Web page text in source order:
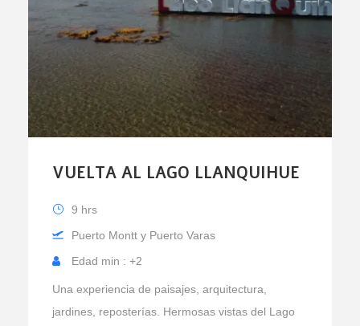
VUELTA AL LAGO LLANQUIHUE
9 hrs
Puerto Montt y Puerto Varas
Edad min : +2
Una experiencia de paisajes, arquitectura,
jardines, reposterías. Hermosas vistas del Lago